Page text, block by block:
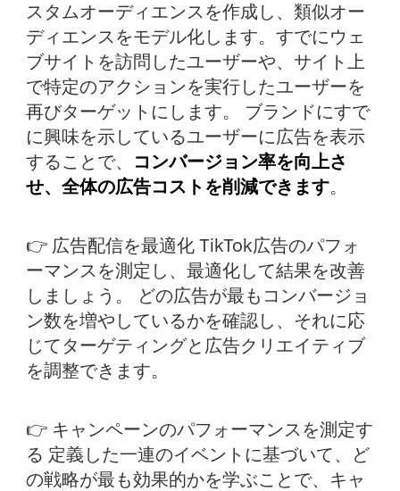
スタムオーディエンスを作成し、類似オー
ディエンスをモデル化します。すでにウェ
ブサイトを訪問したユーザーや、サイト上
で特定のアクションを実行したユーザーを
再びターゲットにします。 ブランドにすで
に興味を示しているユーザーに広告を表示
することで、
コンバージョン率を向上さ
せ、全体の広告コストを削減できます。
👉 広告配信を最適化 TikTok広告のパフォ
ーマンスを測定し、最適化して結果を改善
しましょう。 どの広告が最もコンバージョ
ン数を増やしているかを確認し、それに応
じてターゲティングと広告クリエイティブ
を調整できます。
👉 キャンペーンのパフォーマンスを測定す
る 定義した一連のイベントに基づいて、ど
の戦略が最も効果的かを学ぶことで、キャ